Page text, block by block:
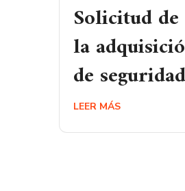
Solicitud
la
de
LEER MÁS